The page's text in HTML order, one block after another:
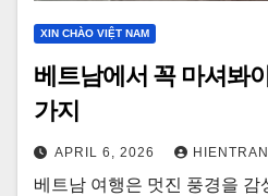
XIN CHÀO VIỆT NAM
베트남에서 꼭 마셔봐
가지
APRIL 6, 2026 HIENTRAN
베트남 여행은 멋진 풍경을 감